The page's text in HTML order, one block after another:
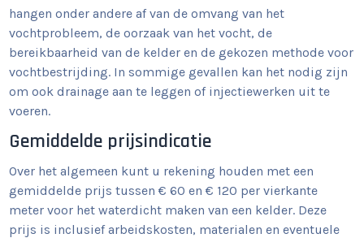
hangen onder andere af van de omvang van het
vochtprobleem, de oorzaak van het vocht, de
bereikbaarheid van de kelder en de gekozen methode voor
vochtbestrijding. In sommige gevallen kan het nodig zijn
om ook drainage aan te leggen of injectiewerken uit te
voeren.
Gemiddelde prijsindicatie
Over het algemeen kunt u rekening houden met een
gemiddelde prijs tussen € 60 en € 120 per vierkante
meter voor het waterdicht maken van een kelder. Deze
prijs is inclusief arbeidskosten, materialen en eventuele